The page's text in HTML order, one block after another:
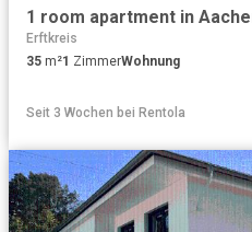
Erftkreis
35 m²1 ZimmerWohnung
Seit 3 Wochen bei Rentola